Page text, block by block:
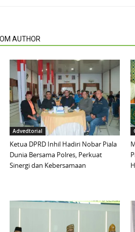
AUTHOR
Advedtorial
Ketua DPRD Inhil Hadiri Nobar Piala
Dunia Bersama Polres, Perkuat
Sinergi dan Kebersamaan